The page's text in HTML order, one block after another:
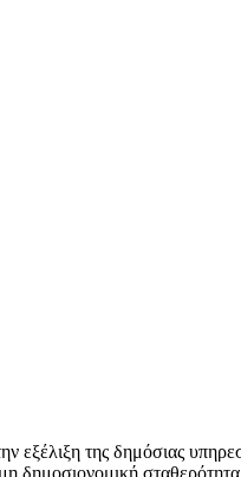
της δημόσιας
δημοσιονομική